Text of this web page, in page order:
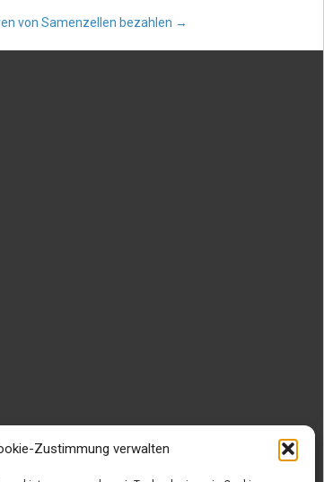
Zustimmung verwalten
von Samenzellen bezahlen →